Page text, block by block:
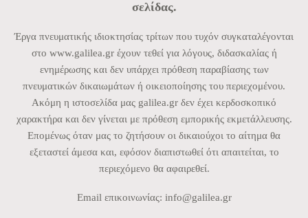
σελίδας.
Έργα πνευματικής ιδιοκτησίας τρίτων που τυχόν συγκαταλέγονται
στο www.galilea.gr έχουν τεθεί για λόγους, διδασκαλίας ή
ενημέρωσης και δεν υπάρχει πρόθεση παραβίασης των
πνευματικών δικαιωμάτων ή οικειοποίησης του περιεχομένου.
Ακόμη η ιστοσελίδα μας galilea.gr δεν έχει κερδοσκοπικό
χαρακτήρα και δεν γίνεται με πρόθεση εμπορικής εκμετάλλευσης.
Επομένως όταν μας το ζητήσουν οι δικαιούχοι το αίτημα θα
εξεταστεί άμεσα και, εφόσον διαπιστωθεί ότι απαιτείται, το
περιεχόμενο θα αφαιρεθεί.
Email επικοινωνίας: info@galilea.gr